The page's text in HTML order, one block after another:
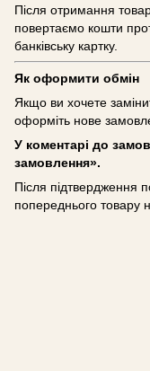
Після отримання
повертаємо кошти
банківську картку.
Як оформити обмін
Якщо ви хочете
оформіть нове
У коментарі до
замовлення».
Після підтвердження
попереднього товару